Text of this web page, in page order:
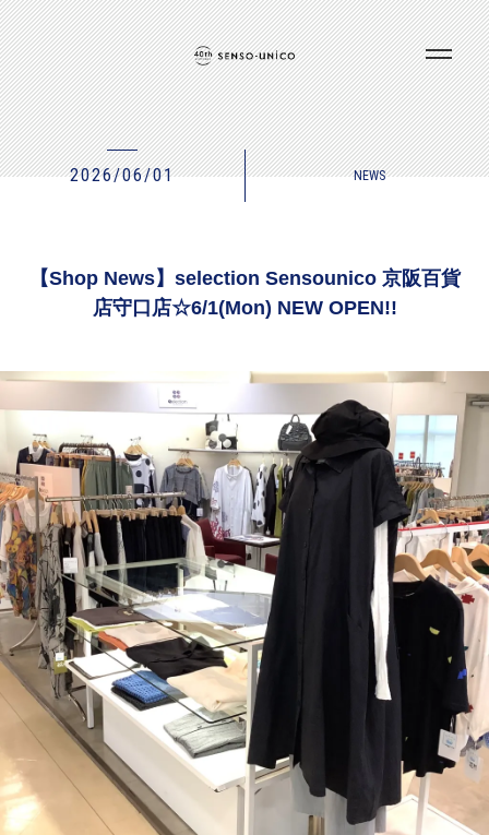
2026/06/01 NEWS
【Shop News】selection Sensounico 京阪百貨
店守口店☆6/1(Mon) NEW OPEN!!